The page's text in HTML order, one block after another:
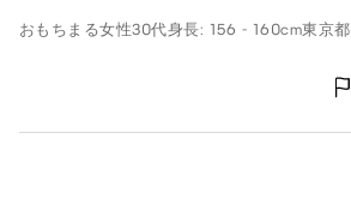
おもちまる女性30代身長: 156 - 160cm東京都